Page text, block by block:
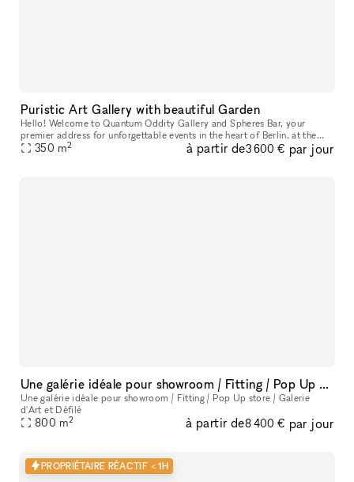
Puristic Art Gallery with beautiful Garden
Hello! Welcome to Quantum Oddity Gallery and Spheres Bar, your
premier address for unforgettable events in the heart of Berlin, at the
famous Kurfürstendamm 210. With our extensive experience and an
350 m2 à partir de3 600 € par jour
Une galérie idéale pour showroom / Fitting / Pop Up store / Galerie d'Art et défilé
Une galérie idéale pour showroom / Fitting / Pop Up store / Galerie
d'Art et Défilé
800 m2 à partir de8 400 € par jour
PROPRIÉTAIRE RÉACTIF < 1H